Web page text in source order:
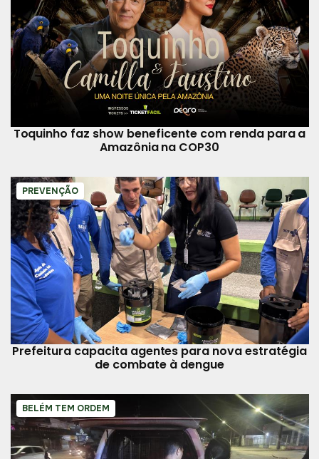
Toquinho faz show beneficente com renda para a
Amazônia na COP30
PREVENÇÃO
Prefeitura capacita agentes para nova estratégia
de combate à dengue
BELÉM TEM ORDEM